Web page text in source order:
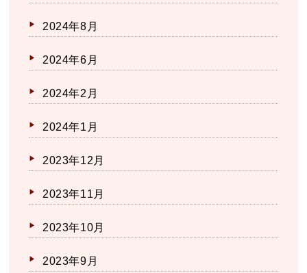
2024年8月
2024年6月
2024年2月
2024年1月
2023年12月
2023年11月
2023年10月
2023年9月